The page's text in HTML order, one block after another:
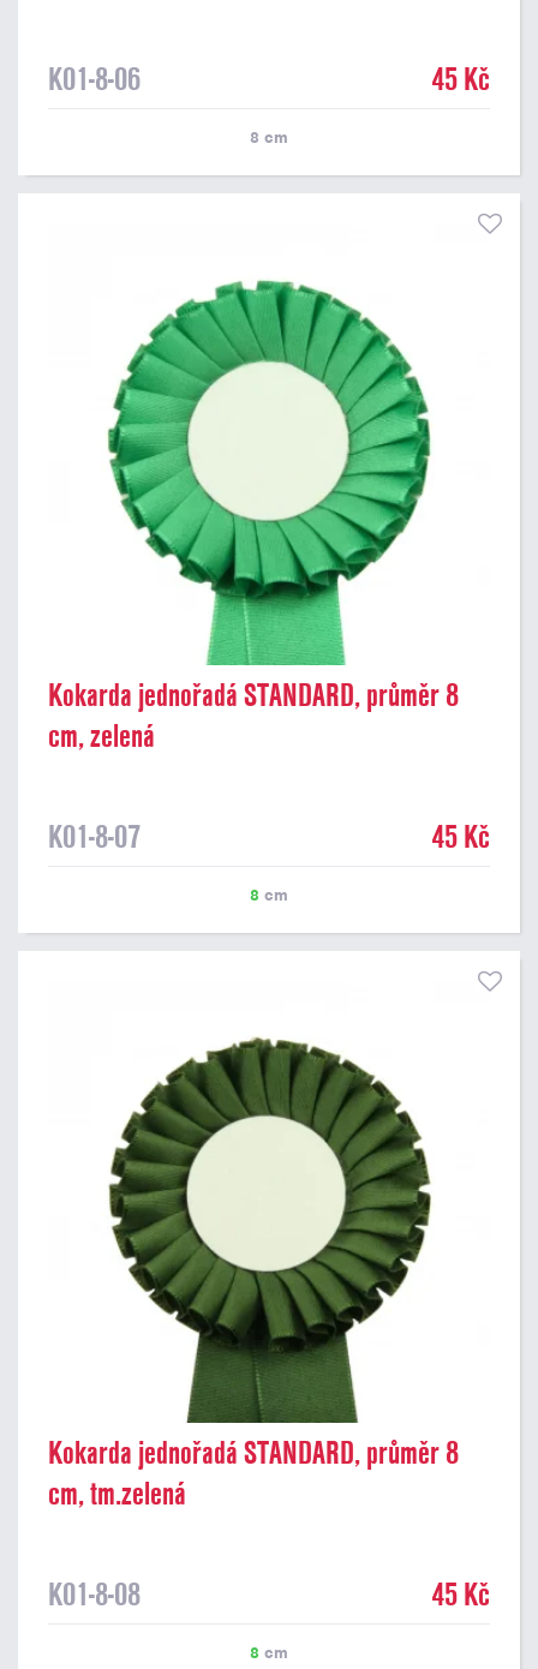
K01-8-06 45 Kč
8 cm
Kokarda jednořadá STANDARD, průměr 8
cm, zelená
K01-8-07 45 Kč
8 cm
Kokarda jednořadá STANDARD, průměr 8
cm, tm.zelená
K01-8-08 45 Kč
8 cm